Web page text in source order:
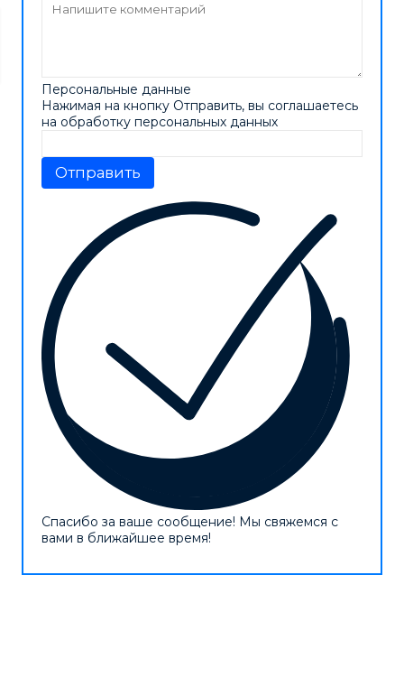
Персональные данные
Нажимая на кнопку Отправить, вы соглашаетесь
на обработку персональных данных
Отправить
Спасибо за ваше сообщение! Мы свяжемся с
вами в ближайшее время!